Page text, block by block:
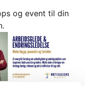
og event til din